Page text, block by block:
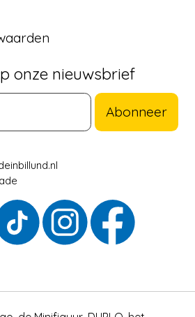
onze nieuwsbrief
Abonneer